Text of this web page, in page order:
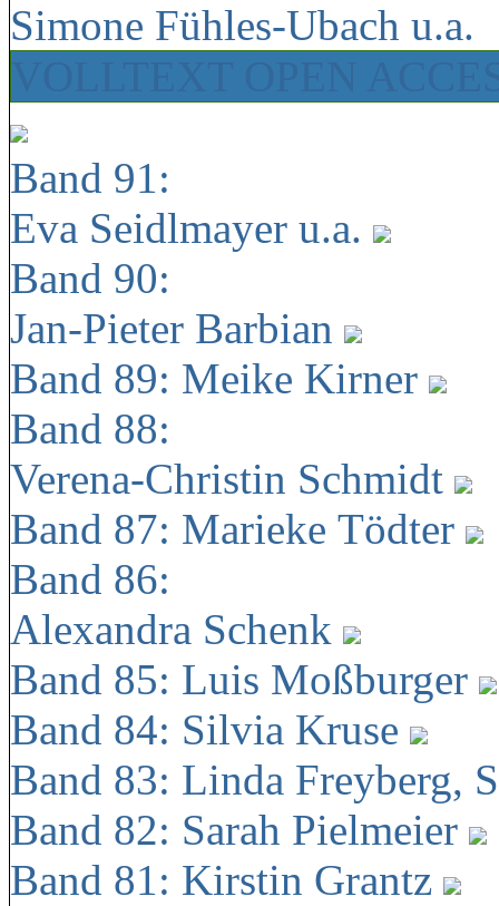
Simone Fühles-Ubach u.a.
Band 91:
Eva Seidlmayer u.a.
Band 90:
Jan-Pieter Barbian
Band 89: Meike Kirner
Band 88:
Verena-Christin Schmidt
Band 87: Marieke Tödter
Band 86:
Alexandra Schenk
Band 85: Luis Moßburger
Band 84: Silvia Kruse
Band 83: Linda Freyberg,
Band 82: Sarah Pielmeier
Band 81: Kirstin Grantz